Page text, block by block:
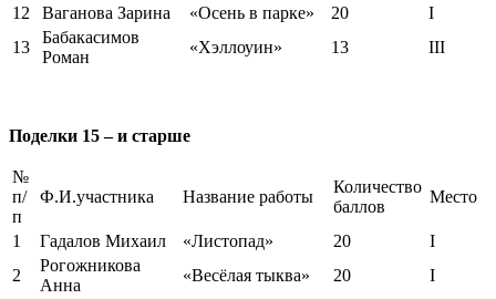
12
Ваганова Зарина «Осень в парке» 20
I
13
Бабакасимов
Роман
«Хэллоуин» 13 III
Поделки 15 – и старше
№
п/
п
Ф.И.участника Название работы
Количество
баллов
Место
1 Гадалов Михаил «Листопад» 20
I
2
Рогожникова
Анна
«Весёлая тыква» 20
I